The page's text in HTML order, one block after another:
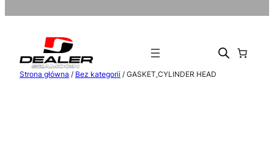
Strona główna / Bez kategorii / GASKET,CYLINDER HEAD